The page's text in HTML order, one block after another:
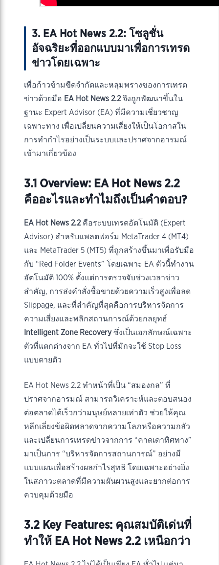
3. EA Hot News 2.2: โซลูชั่น
อัจฉริยะที่ออกแบบมาเพื่อการเทรด
ข่าวโดยเฉพาะ
เพื่อก้าวข้ามขีดจำกัดและหลุมพรางของการเทรด
ข่าวด้วยมือ EA Hot News 2.2 จึงถูกพัฒนาขึ้นใน
ฐานะ Expert Advisor (EA) ที่มีความเชี่ยวชาญ
เฉพาะทาง เพื่อเปลี่ยนความเสี่ยงให้เป็นโอกาสใน
การทำกำไรอย่างเป็นระบบและปราศจากอารมณ์
เข้ามาเกี่ยวข้อง
3.1 Overview: EA Hot News 2.2
คืออะไรและทำไมถึงเป็นคำตอบ?
EA Hot News 2.2 คือระบบเทรดอัตโนมัติ (Expert
Advisor) สำหรับแพลตฟอร์ม MetaTrader 4 (MT4)
และ MetaTrader 5 (MT5) ที่ถูกสร้างขึ้นมาเพื่อรับมือ
กับ “Red Folder Events” โดยเฉพาะ EA ตัวนี้ทำงาน
อัตโนมัติ 100% ตั้งแต่การตรวจจับช่วงเวลาข่าว
สำคัญ, การส่งคำสั่งซื้อขายด้วยความเร็วสูงเพื่อลด
Slippage, และที่สำคัญที่สุดคือการบริหารจัดการ
ความเสี่ยงและพลิกสถานการณ์ด้วยกลยุทธ์
Intelligent Zone Recoveryซึ่งเป็นเอกลักษณ์เฉพาะ
ตัวที่แตกต่างจาก EA ทั่วไปที่มักจะใช้ Stop Loss
แบบตายตัว
EA Hot News 2.2 ทำหน้าที่เป็น “สมองกล” ที่
ปราศจากอารมณ์ สามารถวิเคราะห์และตอบสนอง
ต่อตลาดได้เร็วกว่ามนุษย์หลายเท่าตัว ช่วยให้คุณ
หลีกเลี่ยงข้อผิดพลาดจากความโลภหรือความกลัว
และเปลี่ยนการเทรดข่าวจากการ “คาดเดาทิศทาง”
มาเป็นการ “บริหารจัดการสถานการณ์” อย่างมี
แบบแผนเพื่อสร้างผลกำไรสุทธิ โดยเฉพาะอย่างยิ่ง
ในสภาวะตลาดที่มีความผันผวนสูงและยากต่อการ
ควบคุมด้วยมือ
3.2 Key Features: คุณสมบัติเด่นที่
ทำให้ EA Hot News 2.2 เหนือกว่า